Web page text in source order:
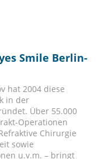
Smile Berlin-
hat 2004 diese
in der
Über 55.000
Operationen
Chirurgie
sowie
u.v.m. – bringt